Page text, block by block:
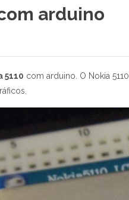
arduino
5110 com arduino. O Nokia